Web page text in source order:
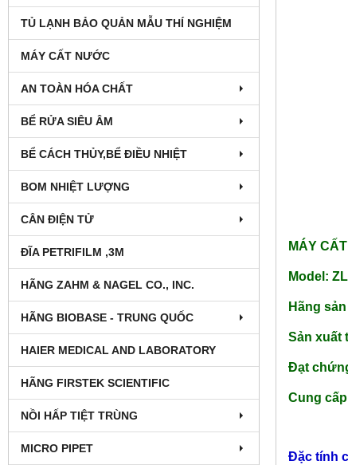
TỦ LẠNH BẢO QUẢN MẪU THÍ NGHIỆM
MÁY CẤT NƯỚC
AN TOÀN HÓA CHẤT
BỂ RỬA SIÊU ÂM
BỂ CÁCH THỦY,BỂ ĐIỀU NHIỆT
BOM NHIỆT LƯỢNG
CÂN ĐIỆN TỬ
ĐĨA PETRIFILM ,3M
HÃNG ZAHM & NAGEL CO., INC.
HÃNG BIOBASE - TRUNG QUỐC
HAIER MEDICAL AND LABORATORY
HÃNG FIRSTEK SCIENTIFIC
NỒI HẤP TIỆT TRÙNG
MICRO PIPET
MÁY
Model:
Hãng
Sản xuất
Đạt
Cung
Đặc tính